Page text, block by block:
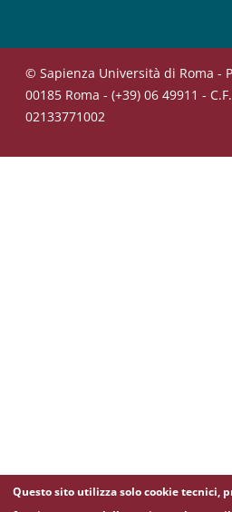
© Sapienza Università di Roma -
00185 Roma - (+39) 06 49911 -
02133771002
Questo sito utilizza solo cookie tecnici,